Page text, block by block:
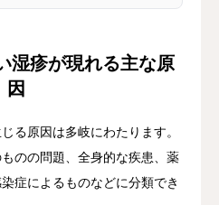
湿疹が現れる主な原
因
る原因は多岐にわたります。
のの問題、全身的な疾患、薬
症によるものなどに分類でき